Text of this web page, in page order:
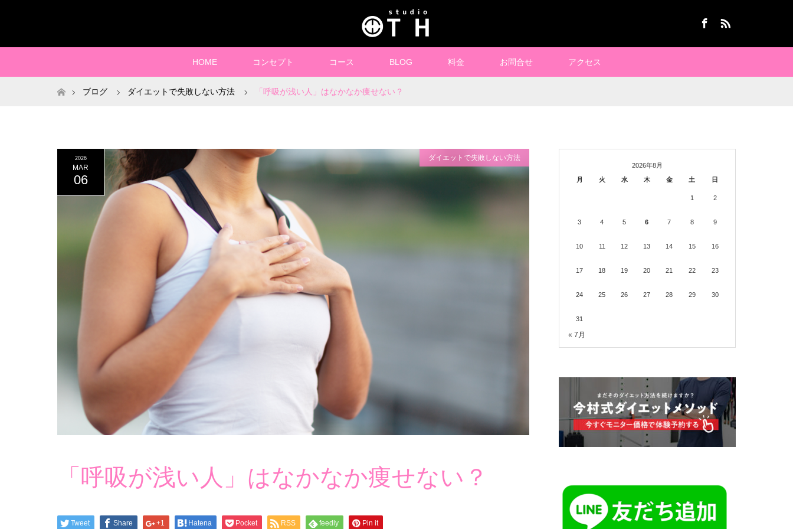
HOME コンセプト コース BLOG 料金 お問合せ アクセス
ホームブログ ダイエットで失敗しない方法 「呼吸が浅い人」はなかなか痩せない？
2026
MAR
06
ダイエットで失敗しない方法
「呼吸が浅い人」はなかなか痩せない？
Tweet Share +1 Hatena Pocket RSS feedly Pin it
2026年8月
月
火 水 木 金 土 日
1 2
3 4 5 6 7 8 9
10 11 12 13 14 15 16
17 18 19 20 21 22 23
24 25 26 27 28 29 30
31
« 7月